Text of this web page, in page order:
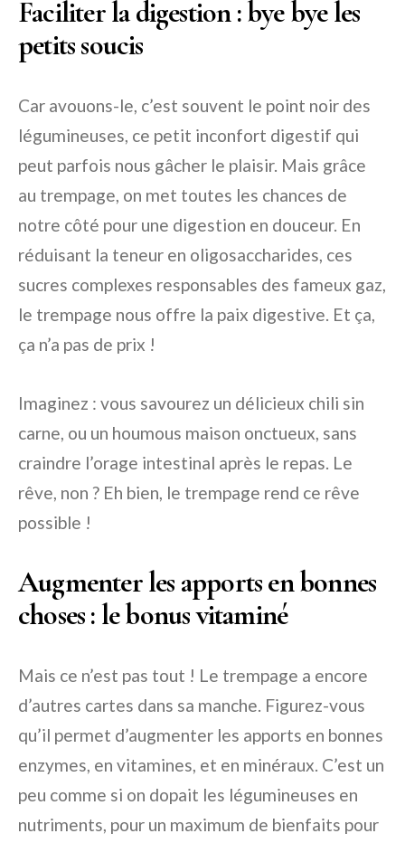
Faciliter la digestion : bye bye les
petits soucis
Car avouons-le, c’est souvent le point noir des
légumineuses, ce petit inconfort digestif qui
peut parfois nous gâcher le plaisir. Mais grâce
au trempage, on met toutes les chances de
notre côté pour une digestion en douceur. En
réduisant la teneur en oligosaccharides, ces
sucres complexes responsables des fameux gaz,
le trempage nous offre la paix digestive. Et ça,
ça n’a pas de prix !
Imaginez : vous savourez un délicieux chili sin
carne, ou un houmous maison onctueux, sans
craindre l’orage intestinal après le repas. Le
rêve, non ? Eh bien, le trempage rend ce rêve
possible !
Augmenter les apports en bonnes
choses : le bonus vitaminé
Mais ce n’est pas tout ! Le trempage a encore
d’autres cartes dans sa manche. Figurez-vous
qu’il permet d’augmenter les apports en bonnes
enzymes, en vitamines, et en minéraux. C’est un
peu comme si on dopait les légumineuses en
nutriments, pour un maximum de bienfaits pour